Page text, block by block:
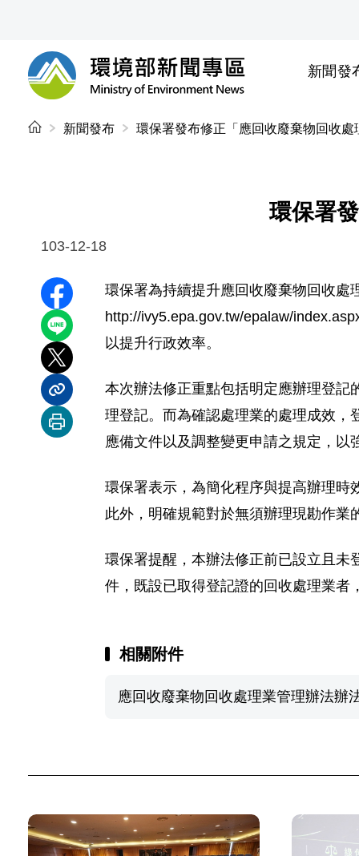
環境部新聞專區
新聞發
新聞發布 環保署發布修正「應回收廢棄物回收處
環保署
103-12-18
分享至 Facebook
分享到 LINE
分享到 X
分享內容連結
列印本頁
環保署為持續提升應回收廢棄物回收處
http://ivy5.epa.gov.tw/epalaw/
以提升行政效率。
本次辦法修正重點包括明定應辦理登記
理登記。而為確認處理業的處理成效，
應備文件以及調整變更申請之規定，
環保署表示，為簡化程序與提高辦理時
此外，明確規範對於無須辦理現勘作
環保署提醒，本辦法修正前已設立且未
件，既設已取得登記證的回收處理業者
相關附件
應回收廢棄物回收處理業管理辦法辦